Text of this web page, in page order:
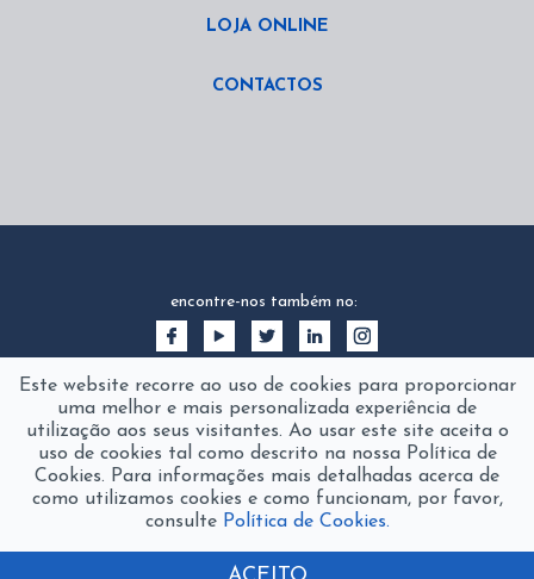
LOJA ONLINE
CONTACTOS
encontre-nos também no:
2016 © fanamol
product ofThe Silver Factory
Este website recorre ao uso de cookies para proporcionar
uma melhor e mais personalizada experiência de
utilização aos seus visitantes. Ao usar este site aceita o
uso de cookies tal como descrito na nossa Política de
Cookies. Para informações mais detalhadas acerca de
como utilizamos cookies e como funcionam, por favor,
consulte Política de Cookies.